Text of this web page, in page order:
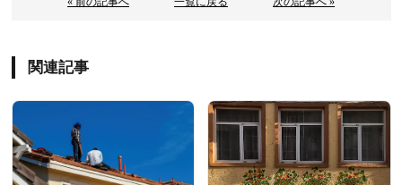
関連記事